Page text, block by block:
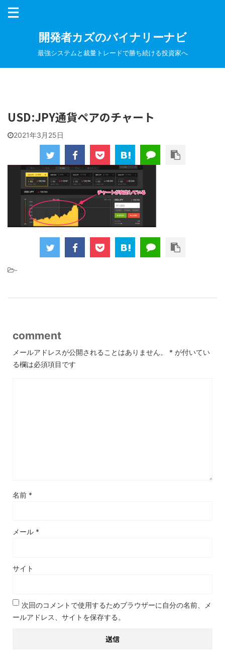
開発者カズのバイナリーナビ
最強システムと裁量トレードで勝ち続ける投資家へ
USD:JPY通貨ペアのチャート
2021年3月25日
-
comment
メールアドレスが公開されることはありません。 * が付いてい
る欄は必須項目です
名前 *
メール *
サイト
次回のコメントで使用するためブラウザーに自分の名前、メ
ールアドレス、サイトを保存する。